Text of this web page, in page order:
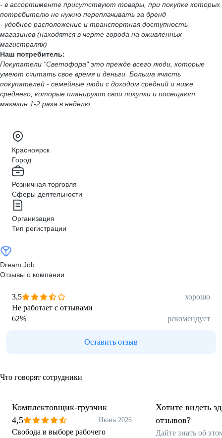
- в ассортименте присутствуют товары, при покупке которых
потребителю не нужно переплачивать за бренд
- удобное расположение и транспортная доступность
магазинов (находятся в черте города на оживленных
магистралях)
Наш потребитель:
Покупатели "Светофора" это прежде всего люди, которые
умеют считать свое время и деньги. Больша ячасть
покупателей - семейные люди с доходом средний и ниже
среднего, которые планируют свои покупки и посещают
магазин 1-2 раза в неделю.
Красноярск
Город
Розничная торговля
Сферы деятельности
Организация
Тип регистрации
Dream Job
Отзывы о компании
3,5
хорошо
Не работает с отзывами
62% рекомендует
Оставить отзыв
Что говорят сотрудники
Комплектовщик-грузчик
4,5
Июнь 2026
Свобода в выборе рабочего
Хотите видеть
отзывов?
Дайте знать об